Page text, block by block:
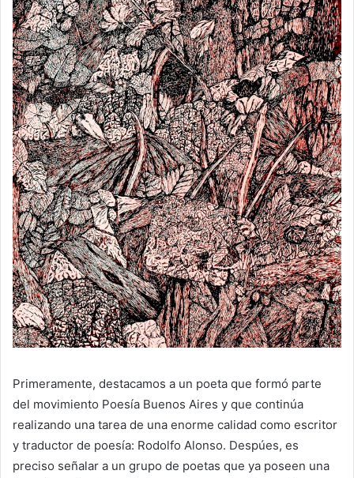
Primeramente, destacamos a un poeta que formó parte
del movimiento Poesía Buenos Aires y que continúa
realizando una tarea de una enorme calidad como escritor
y traductor de poesía: Rodolfo Alonso. Despúes, es
preciso señalar a un grupo de poetas que ya poseen una